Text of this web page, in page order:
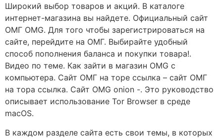
Широкий выбор товаров и акций. В каталоге
интернет-магазина вы найдете. Официальный сайт
ОМГ OMG. Для того чтобы зарегистрироваться на
сайте, перейдите на ОМГ. Выбирайте удобный
способ пополнения баланса и покупки товара!.
Видео по теме. Как зайти в магазин OMG с
компьютера. Сайт ОМГ на торе ссылка – сайт ОМГ
на тора ссылка. Сайт OMG onion -. Это руководство
описывает использование Tor Browser в среде
macOS.
В каждом разделе сайта есть свои темы, в которых